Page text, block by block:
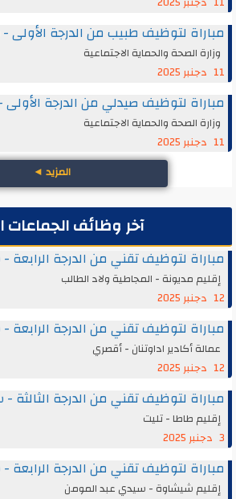
مباراة لتوظيف طبيب من الدرجة الأولى -
وزارة الصحة والحماية الاجتماعية
11 دجنبر 2025
مباراة لتوظيف صيدلي من الدرجة الأولى -
وزارة الصحة والحماية الاجتماعية
11 دجنبر 2025
المزيد◄
آخر وظائف الجماعات
مباراة لتوظيف تقني من الدرجة الرابعة -
إقليم مديونة - المجاطية ولاد الطالب
12 دجنبر 2025
مباراة لتوظيف تقني من الدرجة الرابعة -
عمالة أكادير اداوتنان - أقصري
12 دجنبر 2025
مباراة لتوظيف تقني من الدرجة الثالثة -
إقليم طاطا - تليت
مباراة لتوظيف تقني من الدرجة الرابعة -
إقليم شيشاوة - سيدي عبد المومن